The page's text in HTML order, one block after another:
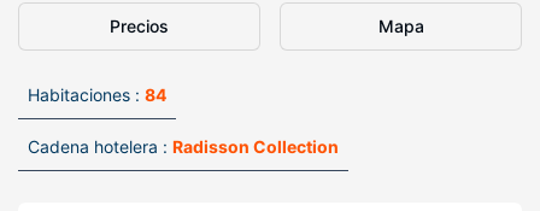
Precios Mapa
Habitaciones : 84
Cadena hotelera : Radisson Collection